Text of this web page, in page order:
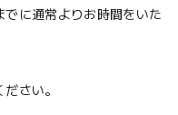
に通常よりお時間をいた
さい。